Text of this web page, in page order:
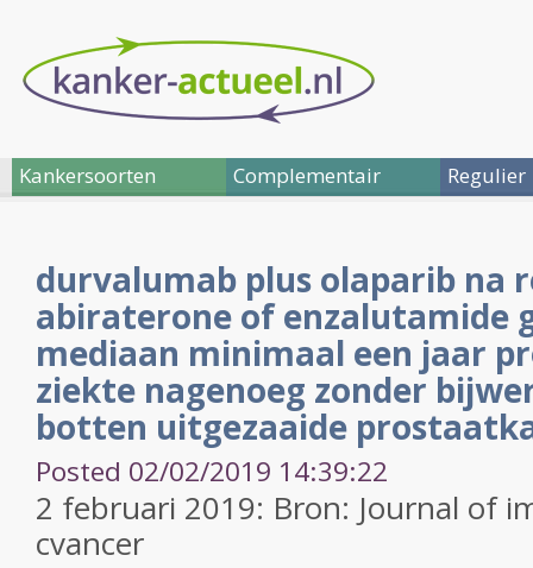
Kankersoorten Complementair Regulier
durvalumab plus olaparib na
abiraterone of enzalutamide
mediaan minimaal een jaar
ziekte nagenoeg zonder
botten uitgezaaide
Posted 02/02/2019 14:39:22
2 februari 2019: Bron: Journal of
cvancer